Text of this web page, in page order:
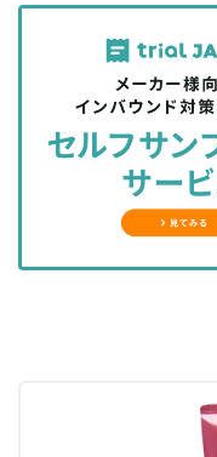
記
を
シ
ェ
る
記
事
を
シ
ェ
ア
す
る